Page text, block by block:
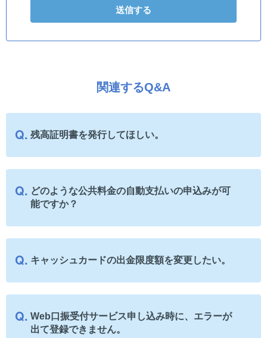
関連するQ&A
残高証明書を発行してほしい。
どのような公共料金の自動支払いの申込みが可
能ですか？
キャッシュカードの出金限度額を変更したい。
Web口振受付サービス申し込み時に、エラーが
出て登録できません。